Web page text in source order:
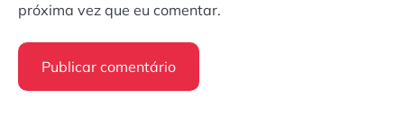
próxima vez que eu comentar.